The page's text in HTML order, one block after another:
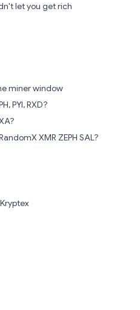
let you get rich
miner window
PYI, RXD?
XMR ZEPH SAL?